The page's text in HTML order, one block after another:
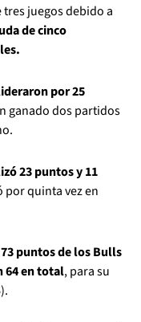
juegos debido a
de cinco
por 25
ganado dos partidos
23 puntos y 11
quinta vez en
puntos de los Bulls
64 en total, para su